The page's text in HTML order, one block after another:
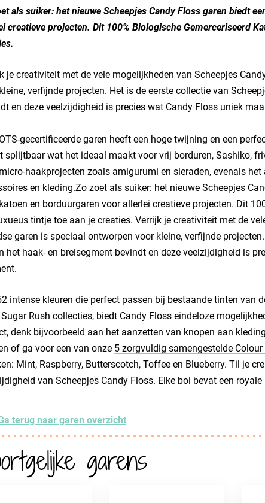
als suiker: het nieuwe Scheepjes Candy Floss garen biedt
creatieve projecten. Dit 100% Biologische Gemerceriseerd
je creativiteit met de vele mogelijkheden van Scheepjes
verfijnde projecten. Het is de eerste collectie van
en deze veelzijdigheid is precies wat Candy Floss uniek
gecertificeerde garen heeft een hoge twijning en een
splijtbaar wat het ideaal maakt voor vrij borduren, Sashiko,
haakprojecten zoals amigurumi en sieraden, evenals
en kleding.Zo zoet als suiker: het nieuwe Scheepjes
en borduurgaren voor allerlei creatieve projecten. Dit
tintje toe aan je creaties. Verrijk je creativiteit met de
garen is speciaal ontworpen voor kleine, verfijnde
het haak- en breisegment bevindt en deze veelzijdigheid is
intense kleuren die perfect passen bij bestaande tinten van
Rush collecties, biedt Candy Floss eindeloze
denk bijvoorbeeld aan het aanzetten van knopen aan
of ga voor een van onze 5 zorgvuldig samengestelde Colour
Mint, Raspberry, Butterscotch, Toffee en Blueberry. Til je
van Scheepjes Candy Floss. Elke bol bevat een
terug naar garen overzicht
garens